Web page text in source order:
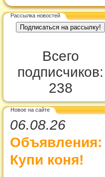
Рассылка новостей
Всего
подписчиков:
238
Новое на сайте
06.08.26
Объявления:
Купи коня!